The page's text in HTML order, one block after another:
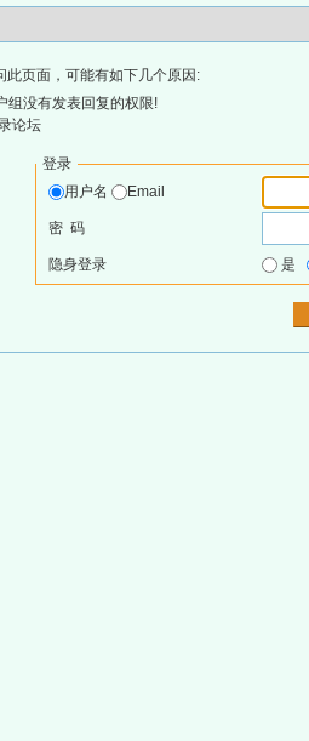
此页面，可能有如下几个原因:
组没有发表回复的权限!
论坛
登录
用户名
Email
密 码
隐身登录 是